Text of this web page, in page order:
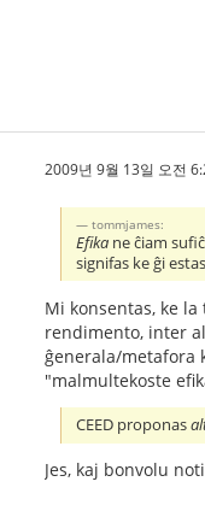
2009년 9월 13일 오전
tommjames:
Efika ne ĉiam
signifas ke ĝi
Mi konsentas, ke
rendimento, inter
ĝenerala/metafora
"malmultekoste
CEED proponas
Jes, kaj bonvolu